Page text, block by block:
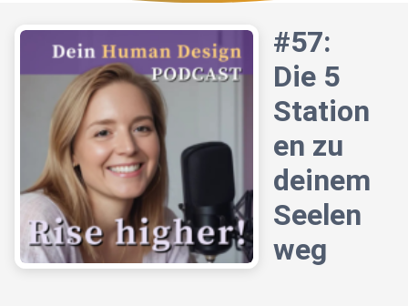
#57:
Die 5
Station
en zu
deinem
Seelen
weg